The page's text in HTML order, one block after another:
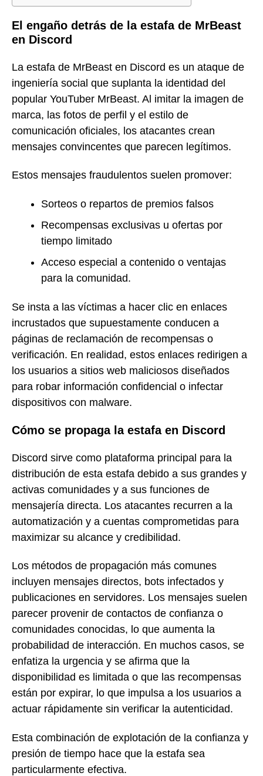
El engaño detrás de la estafa de MrBeast
en Discord
La estafa de MrBeast en Discord es un ataque de
ingeniería social que suplanta la identidad del
popular YouTuber MrBeast. Al imitar la imagen de
marca, las fotos de perfil y el estilo de
comunicación oficiales, los atacantes crean
mensajes convincentes que parecen legítimos.
Estos mensajes fraudulentos suelen promover:
Sorteos o repartos de premios falsos
Recompensas exclusivas u ofertas por
tiempo limitado
Acceso especial a contenido o ventajas
para la comunidad.
Se insta a las víctimas a hacer clic en enlaces
incrustados que supuestamente conducen a
páginas de reclamación de recompensas o
verificación. En realidad, estos enlaces redirigen a
los usuarios a sitios web maliciosos diseñados
para robar información confidencial o infectar
dispositivos con malware.
Cómo se propaga la estafa en Discord
Discord sirve como plataforma principal para la
distribución de esta estafa debido a sus grandes y
activas comunidades y a sus funciones de
mensajería directa. Los atacantes recurren a la
automatización y a cuentas comprometidas para
maximizar su alcance y credibilidad.
Los métodos de propagación más comunes
incluyen mensajes directos, bots infectados y
publicaciones en servidores. Los mensajes suelen
parecer provenir de contactos de confianza o
comunidades conocidas, lo que aumenta la
probabilidad de interacción. En muchos casos, se
enfatiza la urgencia y se afirma que la
disponibilidad es limitada o que las recompensas
están por expirar, lo que impulsa a los usuarios a
actuar rápidamente sin verificar la autenticidad.
Esta combinación de explotación de la confianza y
presión de tiempo hace que la estafa sea
particularmente efectiva.